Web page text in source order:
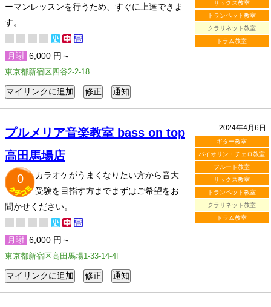
サックス教室
トランペット教室
クラリネット教室
ドラム教室
ーマンレッスンを行うため、すぐに上達できま
す。
月謝 6,000 円～
東京都新宿区四谷2-2-18
2024年4月6日
ギター教室
バイオリン・チェロ教室
フルート教室
サックス教室
トランペット教室
クラリネット教室
ドラム教室
プルメリア音楽教室 bass on top
高田馬場店
0
カラオケがうまくなりたい方から音大
受験を目指す方までまずはご希望をお
聞かせください。
月謝 6,000 円～
東京都新宿区高田馬場1-33-14-4F